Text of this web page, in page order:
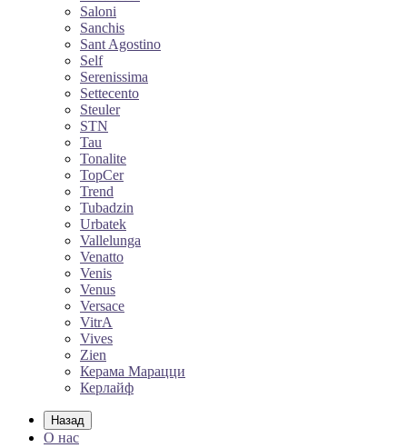
Saloni
Sanchis
Sant Agostino
Self
Serenissima
Settecento
Steuler
STN
Tau
Tonalite
TopCer
Trend
Tubadzin
Urbatek
Vallelunga
Venatto
Venis
Venus
Versace
VitrA
Vives
Zien
Керама Марацци
Керлайф
Назад
О нас